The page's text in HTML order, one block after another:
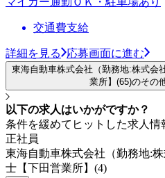
交通費支給
詳細を見る 応募画面に進む
東海自動車株式会社（勤務地:株式会
業所】(65)のその
以下の求人はいかがですか？
条件を緩めてヒットした求人情
正社員
東海自動車株式会社（勤務地:
士【下田営業所】(4)